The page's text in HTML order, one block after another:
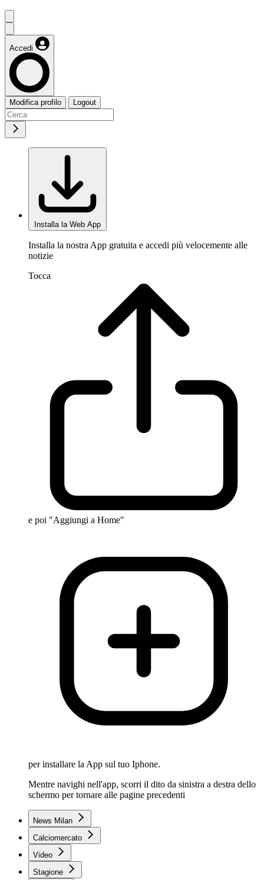
Accedi
Modifica profilo Logout
Installa la Web App
Installa la nostra App gratuita e accedi più velocemente alle
notizie
Tocca
e poi "Aggiungi a Home"
per installare la App sul tuo Iphone.
Mentre navighi nell'app, scorri il dito da sinistra a destra dello
schermo per tornare alle pagine precedenti
News Milan
Calciomercato
Video
Stagione